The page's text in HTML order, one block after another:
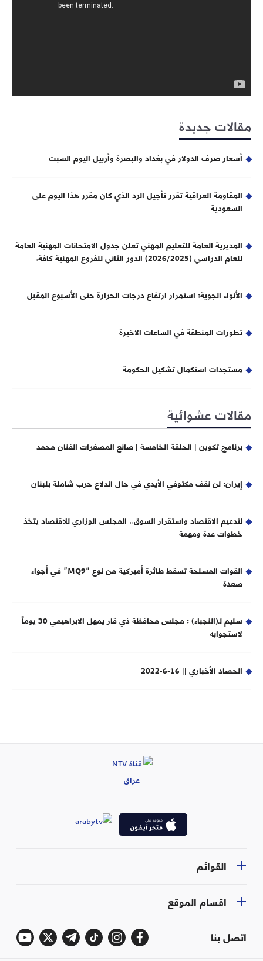
مقالات جديدة
أسعار صرف الدولار في بغداد والبصرة وأربيل اليوم السبت
المقاومة العراقية تقرر تأجيل الرد الذي كان مقرر هذا اليوم على
السعودية
المديرية العامة للتعليم المهني تعلن جدول الامتحانات المهنية العامة
للعام الدراسي (2026/2025) الدور الثاني للفروع المهنية كافة.
الأنواء الجوية: استمرار ارتفاع درجات الحرارة حتى الأسبوع المقبل
تطورات المنطقة في الساعات الاخيرة
مستجدات استكمال تشكيل الحكومة
مقالات عشوائية
برنامج تكوين | الحلقة الخامسة | صانع المصغرات الفنان محمد
إيران: لن نقف مكتوفي الأيدي في حال اندلاع حرب شاملة بلبنان
لتدعيم الاقتصاد واستقرار السوق.. المجلس الوزاري للاقتصاد يتخذ
خطوات عدة ومهمة
القوات المسلحة تسقط طائرة أميركية من نوع “MQ9” في أجواء
صعدة
سليم لـ(النجباء) : مجلس محافظة ذي قار يمهل الابراهيمي 30 يوماً
لاستجوابه
الحصاد الأخباري || 16-6-2022
القوائم
اقسام الموقع
اتصل بنا